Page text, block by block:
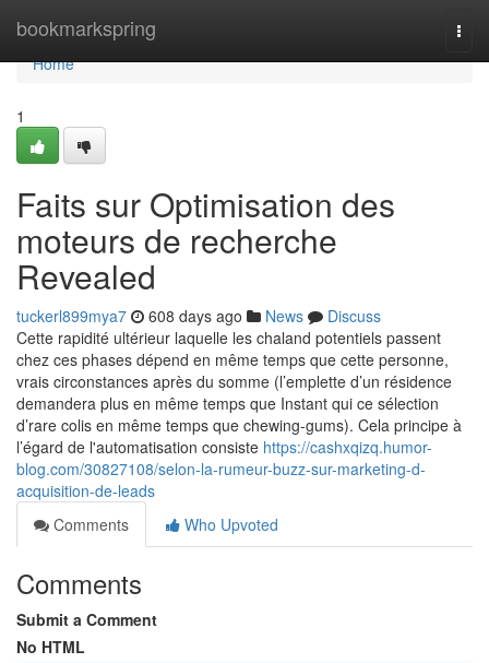
bookmarkspring
Home
Home
1
Faits sur Optimisation des
moteurs de recherche
Revealed
tuckerl899mya7 608 days ago News
Discuss
Cette rapidité ultérieur laquelle les chaland potentiels passent
chez ces phases dépend en même temps que cette personne,
vrais circonstances après du somme (l’emplette d’un résidence
demandera plus en même temps que Instant qui ce sélection
d’rare colis en même temps que chewing-gums). Cela principe à
l’égard de l'automatisation consiste https://cashxqizq.humor-
blog.com/30827108/selon-la-rumeur-buzz-sur-marketing-d-
acquisition-de-leads
Comments
Who Upvoted
Comments
Submit a Comment
No HTML